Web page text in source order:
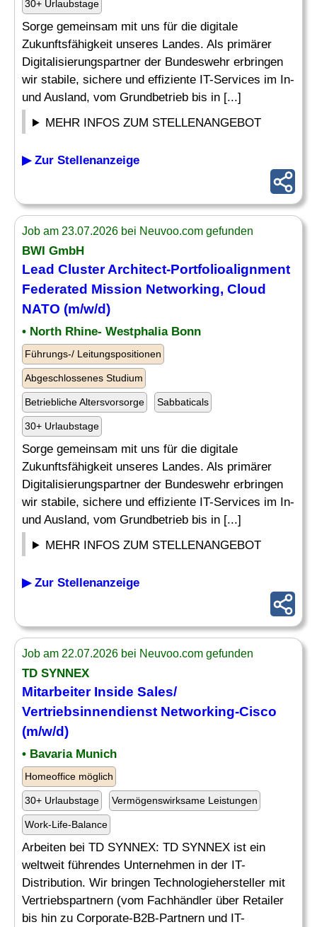
30+ Urlaubstage
Sorge gemeinsam mit uns für die digitale
Zukunftsfähigkeit unseres Landes. Als primärer
Digitalisierungspartner der Bundeswehr erbringen
wir stabile, sichere und effiziente IT-Services im In-
und Ausland, vom Grundbetrieb bis in [...]
MEHR INFOS ZUM STELLENANGEBOT
▶ Zur Stellenanzeige
Job am 23.07.2026 bei Neuvoo.com gefunden
BWI GmbH
Lead Cluster Architect-Portfolioalignment
Federated Mission Networking, Cloud
NATO (m/w/d)
• North Rhine- Westphalia Bonn
Führungs-/ Leitungspositionen
Abgeschlossenes Studium
Betriebliche Altersvorsorge Sabbaticals
30+ Urlaubstage
Sorge gemeinsam mit uns für die digitale
Zukunftsfähigkeit unseres Landes. Als primärer
Digitalisierungspartner der Bundeswehr erbringen
wir stabile, sichere und effiziente IT-Services im In-
und Ausland, vom Grundbetrieb bis in [...]
MEHR INFOS ZUM STELLENANGEBOT
▶ Zur Stellenanzeige
Job am 22.07.2026 bei Neuvoo.com gefunden
TD SYNNEX
Mitarbeiter Inside Sales/
Vertriebsinnendienst Networking-Cisco
(m/w/d)
• Bavaria Munich
Homeoffice möglich
30+ Urlaubstage Vermögenswirksame Leistungen
Work-Life-Balance
Arbeiten bei TD SYNNEX: TD SYNNEX ist ein
weltweit führendes Unternehmen in der IT-
Distribution. Wir bringen Technologiehersteller mit
Vertriebspartnern (vom Fachhändler über Retailer
bis hin zu Corporate-B2B-Partnern und IT-